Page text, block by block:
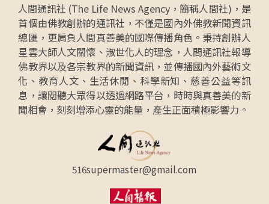
人間通訊社 (The Life News Agency，簡稱人間社)，是
首個由佛教創辦的通訊社，不僅是國內外佛教新聞資訊
總匯，更肩負人間真善美的國際傳播角色。秉持創辦人
星雲大師人文關懷、淑世化人的理念，人間通訊社報導
佛教界以及各宗教界的新聞資訊，並傳播國內外藝術文
化、教育人文、生活休閒、科學新知、慈善公益等訊
息，讓閱聽大眾得以透過網路平台，時時與真善美的新
聞相會，刻刻增添心靈的能量，產生正面積極影響力。
516supermaster@gmail.com